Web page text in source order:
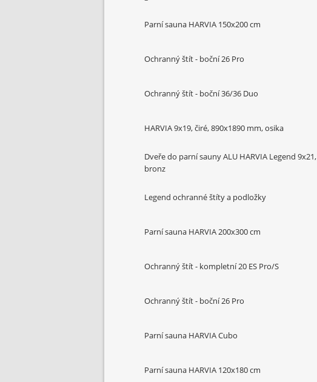
Parní sauna HARVIA 150x200 cm
Ochranný štít - boční 26 Pro
Ochranný štít - boční 36/36 Duo
HARVIA 9x19, čiré, 890x1890 mm, osika
Dveře do parní sauny ALU HARVIA Legend 9x21,
bronz
Legend ochranné štíty a podložky
Parní sauna HARVIA 200x300 cm
Ochranný štít - kompletní 20 ES Pro/S
Ochranný štít - boční 26 Pro
Parní sauna HARVIA Cubo
Parní sauna HARVIA 120x180 cm